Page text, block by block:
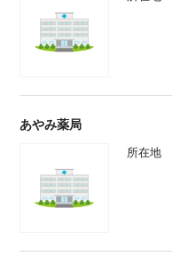
あやみ薬局
所在地